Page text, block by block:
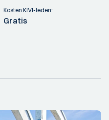
Kosten KIVI-leden:
Gratis